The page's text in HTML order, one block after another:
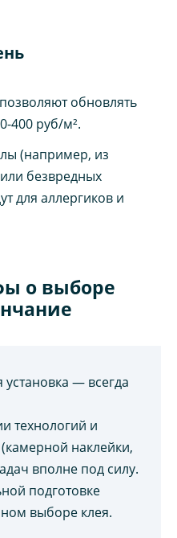
обновлять
400 руб/м².
(например, из
безвредных
для аллергиков и
о выборе
— всегда
технологий и
наклейки,
вполне под силу.
подготовке
выборе клея.